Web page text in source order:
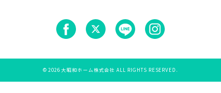
© 2026 大昭和ホーム株式会社 ALL RIGHTS RESERVED.